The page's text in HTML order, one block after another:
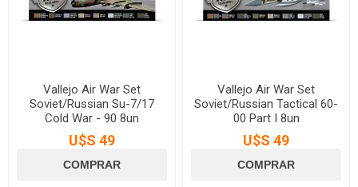
Vallejo Air War Set
Soviet/Russian Su-7/17
Cold War - 90 8un
U$S 49
Vallejo Air War Set
Soviet/Russian Tactical 60-
00 Part I 8un
U$S 49